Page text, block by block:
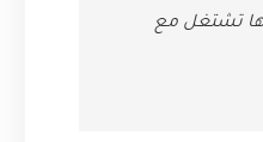
تشتغل مع